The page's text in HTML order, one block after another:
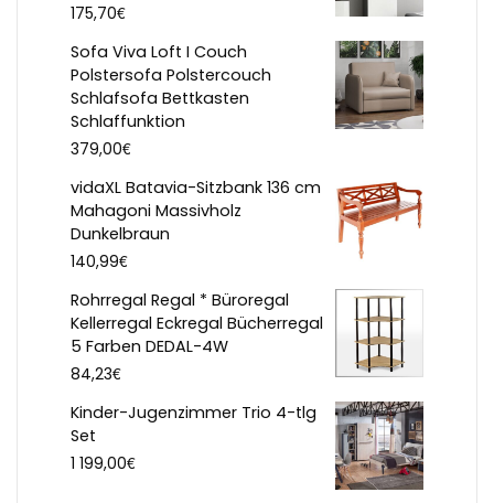
175,70€
Sofa Viva Loft I Couch
Polstersofa Polstercouch
Schlafsofa Bettkasten
Schlaffunktion
379,00€
vidaXL Batavia-Sitzbank 136 cm
Mahagoni Massivholz
Dunkelbraun
140,99€
Rohrregal Regal * Büroregal
Kellerregal Eckregal Bücherregal
5 Farben DEDAL-4W
84,23€
Kinder-Jugenzimmer Trio 4-tlg
Set
1 199,00€